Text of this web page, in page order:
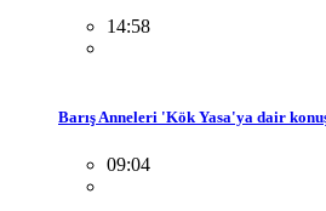
14:58
Barış Anneleri 'Kök Yasa'ya dair
09:04